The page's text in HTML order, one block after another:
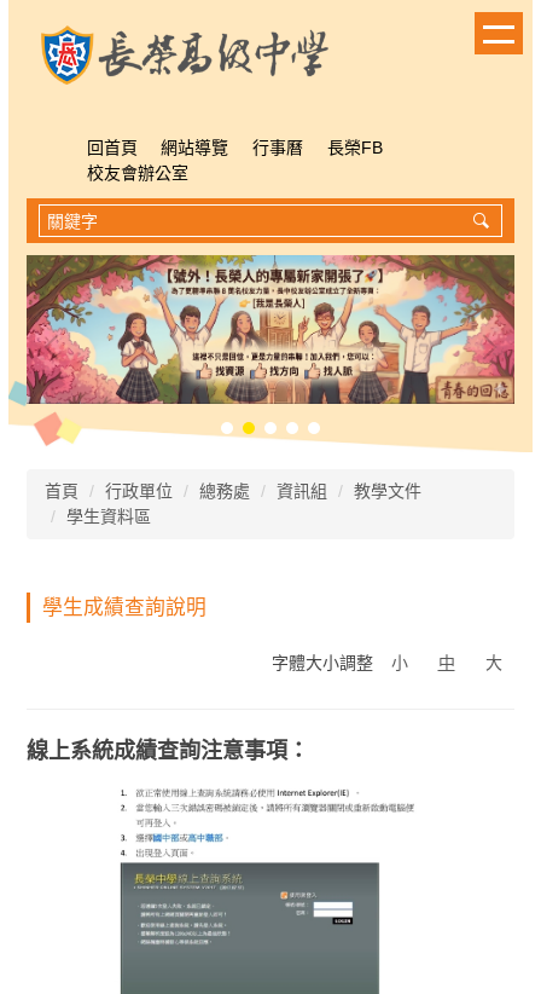
回首頁 網站導覽 行事曆
長榮FB
校友會辦公室
首頁 行政單位 總務處 資訊組
教學文件
學生資料區
學生成績查詢說明
字體大小調整 小 中 大
線上系統成績查詢注意事項：